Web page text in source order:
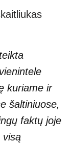
kuriame ir
šaltiniuose,
faktų joje
visą